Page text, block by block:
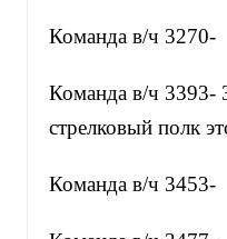
Команда в/ч 3270-
Команда в/ч 3393-
стрелковый полк
Команда в/ч 3453-